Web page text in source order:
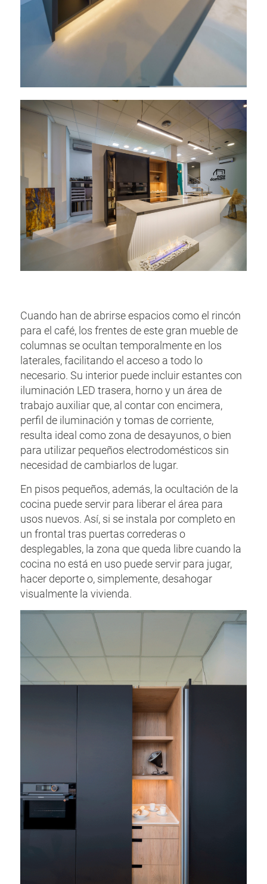
Cuando han de abrirse espacios como el rincón
para el café, los frentes de este gran mueble de
columnas se ocultan temporalmente en los
laterales, facilitando el acceso a todo lo
necesario. Su interior puede incluir estantes con
iluminación LED trasera, horno y un área de
trabajo auxiliar que, al contar con encimera,
perfil de iluminación y tomas de corriente,
resulta ideal como zona de desayunos, o bien
para utilizar pequeños electrodomésticos sin
necesidad de cambiarlos de lugar.
En pisos pequeños, además, la ocultación de la
cocina puede servir para liberar el área para
usos nuevos. Así, si se instala por completo en
un frontal tras puertas correderas o
desplegables, la zona que queda libre cuando la
cocina no está en uso puede servir para jugar,
hacer deporte o, simplemente, desahogar
visualmente la vivienda.